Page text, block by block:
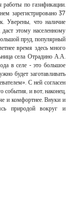
работы по газификации.
зарегистрировано 37
Уверены, что наличие
этому населенному
пруд, популярный
время здесь много
села Отрадино А.А.
в селе - это большое
будет заготавливать
С ней согласен
и вот, наконец,
и комфортнее. Внуки и
природой вокруг и